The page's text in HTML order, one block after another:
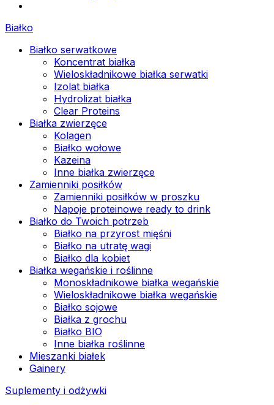
Białko
Białko serwatkowe
Koncentrat białka
Wieloskładnikowe białka serwatki
Izolat białka
Hydrolizat białka
Clear Proteins
Białka zwierzęce
Kolagen
Białko wołowe
Kazeina
Inne białka zwierzęce
Zamienniki posiłków
Zamienniki posiłków w proszku
Napoje proteinowe ready to drink
Białko do Twoich potrzeb
Białko na przyrost mięśni
Białko na utratę wagi
Białko dla kobiet
Białka wegańskie i roślinne
Monoskładnikowe białka wegańskie
Wieloskładnikowe białka wegańskie
Białko sojowe
Białka z grochu
Białko BIO
Inne białka roślinne
Mieszanki białek
Gainery
Suplementy i odżywki